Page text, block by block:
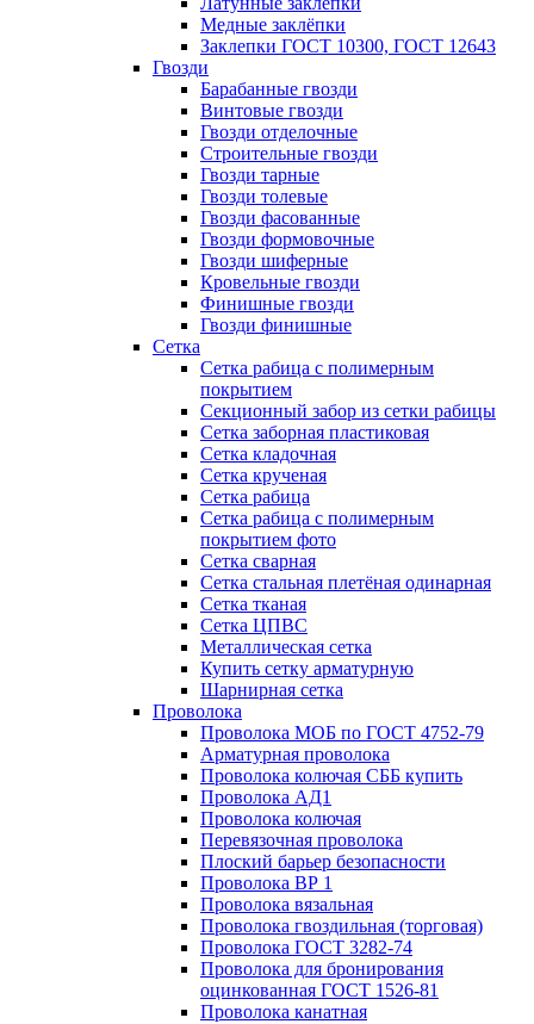
Медные заклёпки
Заклепки ГОСТ 10300, ГОСТ 12643
Гвозди
Барабанные гвозди
Винтовые гвозди
Гвозди отделочные
Строительные гвозди
Гвозди тарные
Гвозди толевые
Гвозди фасованные
Гвозди формовочные
Гвозди шиферные
Кровельные гвозди
Финишные гвозди
Гвозди финишные
Сетка
Сетка рабица с полимерным
покрытием
Секционный забор из сетки рабицы
Сетка заборная пластиковая
Сетка кладочная
Сетка крученая
Сетка рабица
Сетка рабица с полимерным
покрытием фото
Сетка сварная
Сетка стальная плетёная одинарная
Сетка тканая
Сетка ЦПВС
Металлическая сетка
Купить сетку арматурную
Шарнирная сетка
Проволока
Проволока МОБ по ГОСТ 4752-79
Арматурная проволока
Проволока колючая СББ купить
Проволока АД1
Проволока колючая
Перевязочная проволока
Плоский барьер безопасности
Проволока ВР 1
Проволока вязальная
Проволока гвоздильная (торговая)
Проволока ГОСТ 3282-74
Проволока для бронирования
оцинкованная ГОСТ 1526-81
Проволока канатная